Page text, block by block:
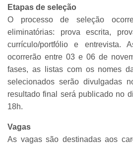
Etapas de seleção
O processo de seleção
eliminatórias: prova escrita,
currículo/portfólio e entrevista.
ocorrerão entre 03 e 06 de
fases, as listas com os nomes
selecionados serão divulgadas
resultado final será publicado no
18h.
Vagas
As vagas são destinadas aos